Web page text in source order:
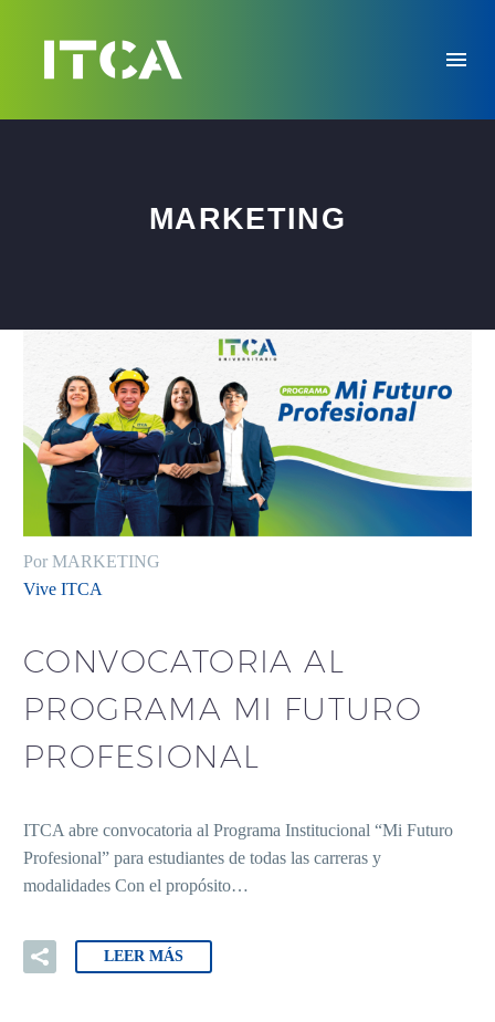
MARKETING
Por MARKETING
Vive ITCA
CONVOCATORIA AL
PROGRAMA MI FUTURO
PROFESIONAL
ITCA abre convocatoria al Programa Institucional “Mi Futuro
Profesional” para estudiantes de todas las carreras y
modalidades Con el propósito…
LEER MÁS